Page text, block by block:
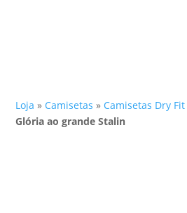
Loja » Camisetas » Camisetas Dry Fit
Glória ao grande Stalin